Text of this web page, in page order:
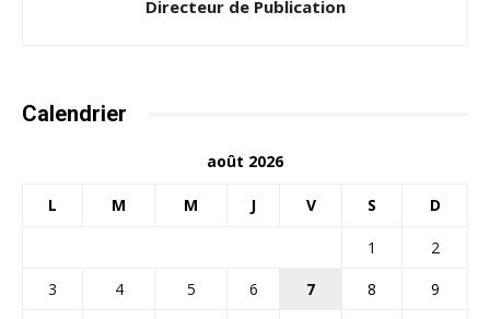
Directeur de Publication
Calendrier
août 2026
L M M J V S D
1
2
3
4 5 6 7 8
9